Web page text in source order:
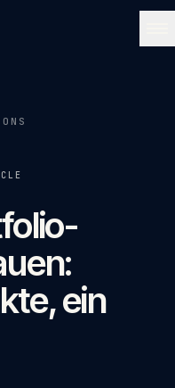
ein